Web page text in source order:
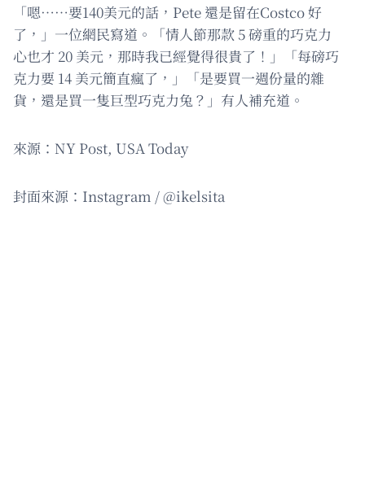
「嗯……要140美元的話，Pete 還是留在Costco 好
了，」一位網民寫道。「情人節那款 5 磅重的巧克力
心也才 20 美元，那時我已經覺得很貴了！」「每磅巧
克力要 14 美元簡直瘋了，」「是要買一週份量的雜
貨，還是買一隻巨型巧克力兔？」有人補充道。
來源：NY Post, USA Today
封面來源：Instagram / @ikelsita